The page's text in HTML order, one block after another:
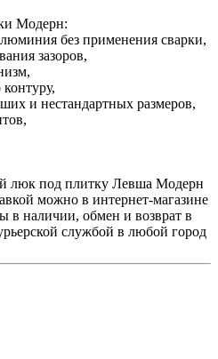
Модерн:
без применения сварки,
зазоров,
и нестандартных размеров,
люк под плитку Левша Модерн
можно в интернет-магазине
в наличии, обмен и возврат в
службой в любой город